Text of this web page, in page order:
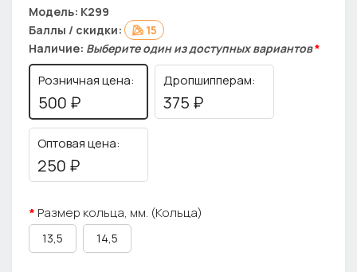
Модель: К299
Баллы / скидки:
15
Наличие: Выберите один из доступных вариантов*
Розничная цена:
500 ₽
Дропшипперам:
375 ₽
Оптовая цена:
250 ₽
Размер кольца, мм. (Кольца)
13,5 14,5